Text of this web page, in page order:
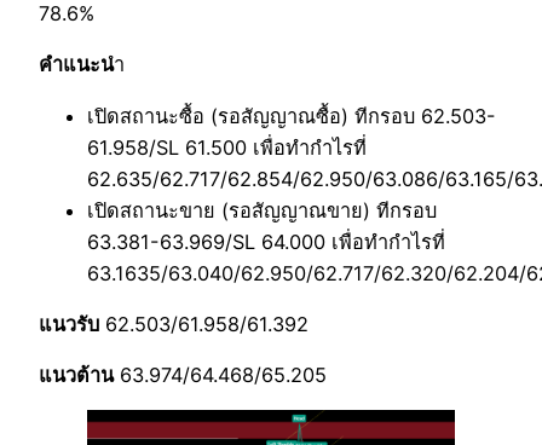
78.6%
คำแนะนำ
เปิดสถานะซื้อ (รอสัญญาณซื้อ) ทีกรอบ 62.503-
61.958/SL 61.500 เพื่อทำกำไรที่
62.635/62.717/62.854/62.950/63.086/63.165/
เปิดสถานะขาย (รอสัญญาณขาย) ทีกรอบ
63.381-63.969/SL 64.000 เพื่อทำกำไรที่
63.1635/63.040/62.950/62.717/62.320/62.204/
แนวรับ 62.503/61.958/61.392
แนวต้าน63.974/64.468/65.205